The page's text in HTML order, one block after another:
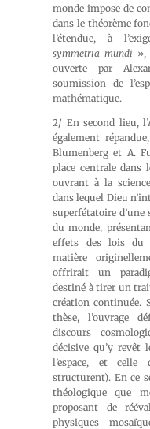
monde impose de
dans le théorème
l’étendue, à
symmetria mundi »,
ouverte par
soumission de
mathématique.
2/ En second lieu,
également
Blumenberg et A.
place centrale dans
ouvrant à la
dans lequel Dieu
superfétatoire
du monde,
effets des lois du
matière
offrirait un
destiné à tirer un
création continuée.
thèse, l’ouvrage
discours
décisive qu’y revêt
l’espace, et
structurent). En ce
théologique que
proposant de
physiques